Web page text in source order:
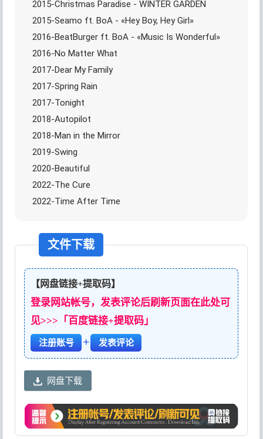
2015-Christmas Paradise - WINTER GARDEN
2015-Seamo ft. BoA - «Hey Boy, Hey Girl»
2016-BeatBurger ft. BoA - «Music Is Wonderful»
2016-No Matter What
2017-Dear My Family
2017-Spring Rain
2017-Tonight
2018-Autopilot
2018-Man in the Mirror
2019-Swing
2020-Beautiful
2022-The Cure
2022-Time After Time
文件下载
【网盘链接+提取码】
登录网站帐号，发表评论后刷新页面在此处可
见>>>「百度链接+提取码」
注册账号 + 发表评论
网盘下载